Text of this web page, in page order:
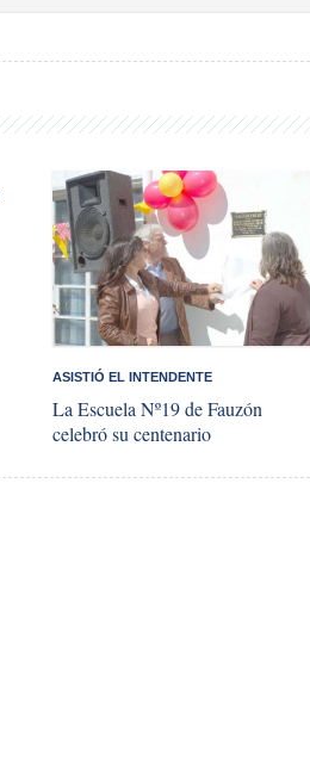
ASISTIÓ EL INTENDENTE
La Escuela Nº19 de Fauzón
celebró su centenario